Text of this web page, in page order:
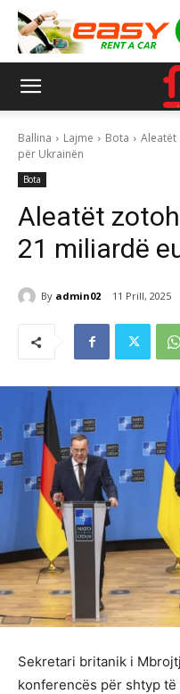
Ballina Lajme Bota
Aleatët
për Ukrainën
Bota
Aleatët
21 miliardë
By admin02 11 Prill, 2025
Sekretari britanik i
konferencës për shtyp